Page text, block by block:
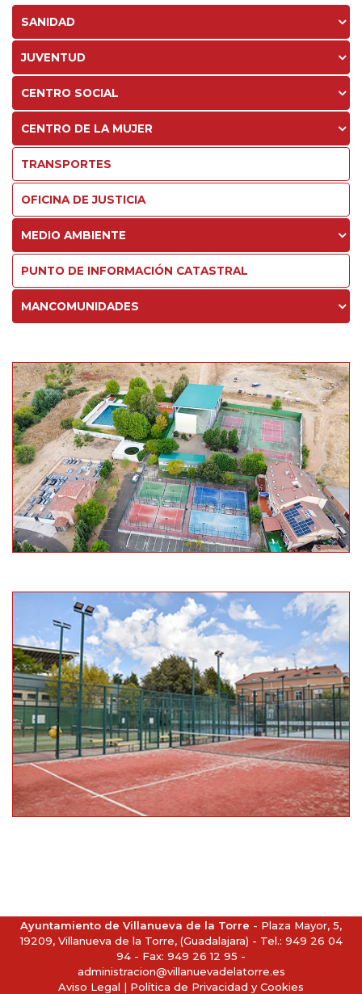
SANIDAD
JUVENTUD
CENTRO SOCIAL
CENTRO DE LA MUJER
TRANSPORTES
OFICINA DE JUSTICIA
MEDIO AMBIENTE
PUNTO DE INFORMACIÓN CATASTRAL
MANCOMUNIDADES
Ayuntamiento de Villanueva de la Torre - Plaza Mayor, 5,
19209, Villanueva de la Torre, (Guadalajara) - Tel.: 949 26 04
94 - Fax: 949 26 12 95 -
administracion@villanuevadelatorre.es
Aviso Legal | Política de Privacidad y Cookies